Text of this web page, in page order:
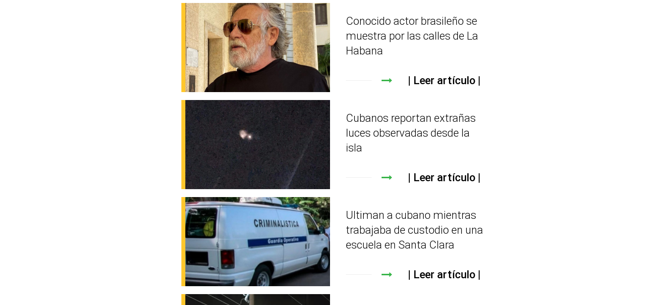
Conocido actor brasileño se
muestra por las calles de La
Habana
Leer artículo
Cubanos reportan extrañas
luces observadas desde la
isla
Leer artículo
Ultiman a cubano mientras
trabajaba de custodio en una
escuela en Santa Clara
Leer artículo